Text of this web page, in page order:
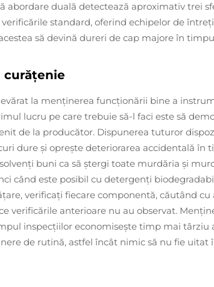
abordare duală detectează aproximativ trei
standard, oferind echipelor de
să devină dureri de cap majore în
curățenie
la menţinerea funcţionării bine a
lucru pe care trebuie să-l faci este să
de la producător. Dispunerea tuturor
dure și oprește deteriorarea accidentală în
buni ca să ştergi toate murdăria şi
când este posibil cu detergenți
verificaţi fiecare componentă, căutând cu
verificările anterioare nu au observat.
inspecţiilor economiseşte timp mai târziu
de rutină, astfel încât nimic să nu fie uitat